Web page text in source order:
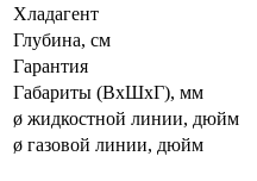
Хладагент
Глубина, см
Гарантия
Габариты (ВxШxГ), мм
ø жидкостной линии, дюйм
ø газовой линии, дюйм